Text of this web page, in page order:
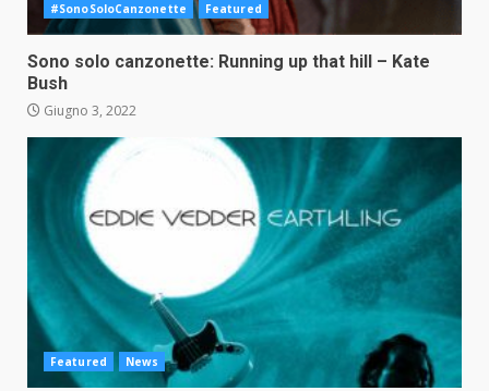
#SonoSoloCanzonette Featured
Sono solo canzonette: Running up that hill – Kate
Bush
Giugno 3, 2022
Featured News